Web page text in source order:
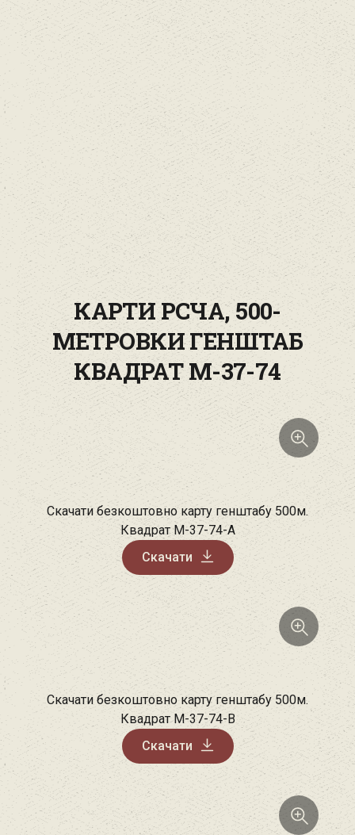
КАРТИ РСЧА, 500-
МЕТРОВКИ ГЕНШТАБ
КВАДРАТ M-37-74
Скачати безкоштовно карту генштабу 500м.
Квадрат M-37-74-A
Скачати
Скачати безкоштовно карту генштабу 500м.
Квадрат M-37-74-B
Скачати